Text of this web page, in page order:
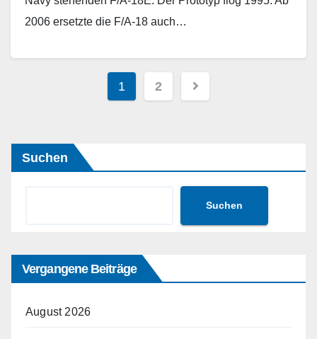
2006 ersetzte die F/A-18 auch…
Seitennummerierung
der
1 2
Suchen
Suchen
Vergangene Beiträge
August 2026